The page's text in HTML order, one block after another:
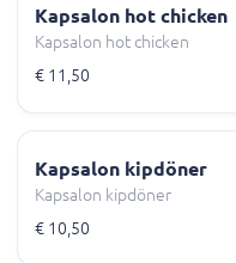
Kapsalon hot chicken
Kapsalon hot chicken
€ 11,50
Kapsalon kipdöner
Kapsalon kipdöner
€ 10,50